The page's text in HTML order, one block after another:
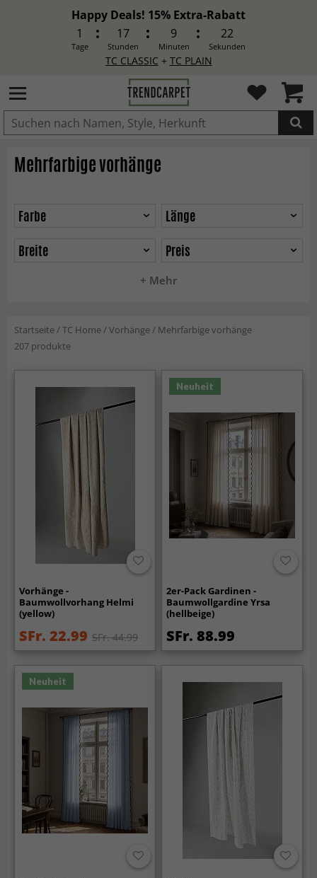
Happy Deals! 15% Extra-Rabatt
1
Tage
17
Stunden
9
Minuten
21
Sekunden
TC CLASSIC + TC PLAIN
IN DEN WARENKORB GELEGT.
Mehrfarbige vorhänge
+ Mehr
Farbe
Länge
Breite
Preis
Startseite/TC Home/Vorhänge/ Mehrfarbige vorhänge
207 produkte
Vorhänge -
Baumwollvorhang Helmi
(yellow)
SFr. 22.99 SFr. 44.99
Neuheit
2er-Pack Gardinen -
Baumwollgardine Yrsa
(hellbeige)
SFr. 88.99
Neuheit